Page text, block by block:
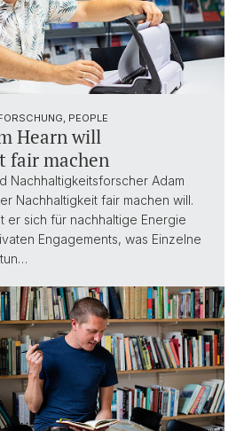
PEOPLE
Hearn will
fair machen
Nachhaltigkeitsforscher Adam
Nachhaltigkeit fair machen will.
er sich für nachhaltige Energie
Engagements, was Einzelne